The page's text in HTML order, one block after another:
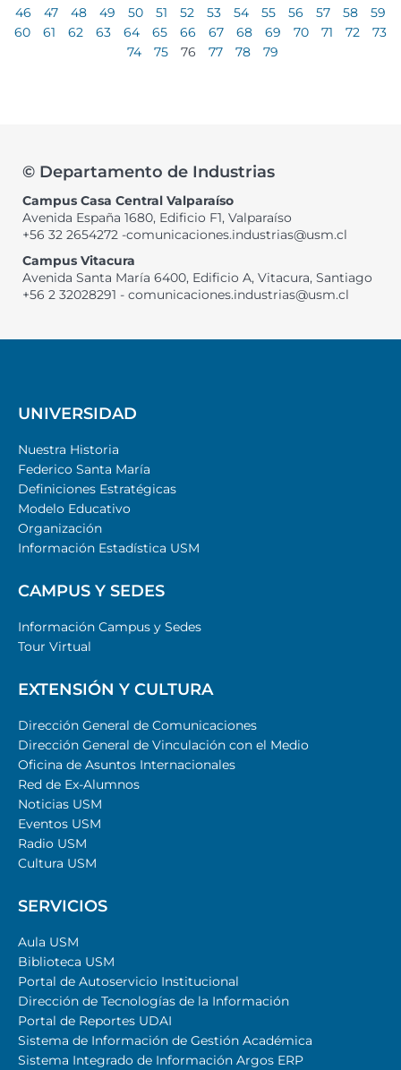
46
47 48 49 50 51 52 53 54 55 56 57 58
59
60
61 62 63 64 65 66 67 68 69 70 71 72
73
74
75 76 77 78 79
© Departamento de Industrias
Campus Casa Central Valparaíso
Avenida España 1680, Edificio F1, Valparaíso
+56 32 2654272 -comunicaciones.industrias@usm.cl
Campus Vitacura
Avenida Santa María 6400, Edificio A, Vitacura, Santiago
+56 2 32028291 - comunicaciones.industrias@usm.cl
UNIVERSIDAD
Nuestra Historia
Federico Santa María
Definiciones Estratégicas
Modelo Educativo
Organización
Información Estadística USM
CAMPUS Y SEDES
Información Campus y Sedes
Tour Virtual
EXTENSIÓN Y CULTURA
Dirección General de Comunicaciones
Dirección General de Vinculación con el Medio
Oficina de Asuntos Internacionales
Red de Ex-Alumnos
Noticias USM
Eventos USM
Radio USM
Cultura USM
SERVICIOS
Aula USM
Biblioteca USM
Portal de Autoservicio Institucional
Dirección de Tecnologías de la Información
Portal de Reportes UDAI
Sistema de Información de Gestión Académica
Sistema Integrado de Información Argos ERP